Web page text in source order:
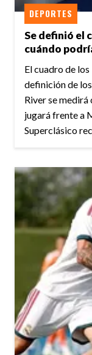
Se definió el
cuándo
DEPORTES
El cuadro de
definición de
River se medirá
jugará frente a
Superclásico